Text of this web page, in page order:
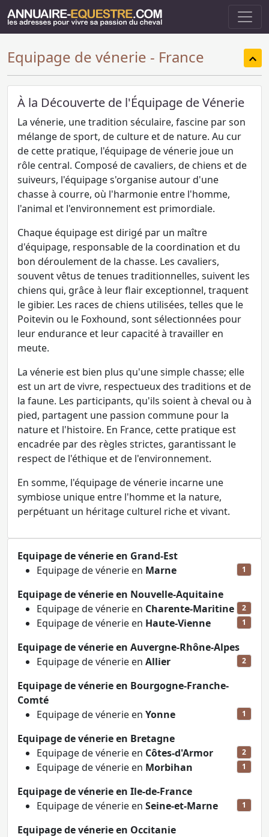
Equipage de vénerie - France
À la Découverte de l'Équipage de Vénerie
La vénerie, une tradition séculaire, fascine par son
mélange de sport, de culture et de nature. Au cur
de cette pratique, l'équipage de vénerie joue un
rôle central. Composé de cavaliers, de chiens et de
suiveurs, l'équipage s'organise autour d'une
chasse à courre, où l'harmonie entre l'homme,
l'animal et l'environnement est primordiale.
Chaque équipage est dirigé par un maître
d'équipage, responsable de la coordination et du
bon déroulement de la chasse. Les cavaliers,
souvent vêtus de tenues traditionnelles, suivent les
chiens qui, grâce à leur flair exceptionnel, traquent
le gibier. Les races de chiens utilisées, telles que le
Poitevin ou le Foxhound, sont sélectionnées pour
leur endurance et leur capacité à travailler en
meute.
La vénerie est bien plus qu'une simple chasse; elle
est un art de vivre, respectueux des traditions et de
la faune. Les participants, qu'ils soient à cheval ou à
pied, partagent une passion commune pour la
nature et l'histoire. En France, cette pratique est
encadrée par des règles strictes, garantissant le
respect de l'éthique et de l'environnement.
En somme, l'équipage de vénerie incarne une
symbiose unique entre l'homme et la nature,
perpétuant un héritage culturel riche et vivant.
Equipage de vénerie en Grand-Est
Equipage de vénerie en Marne 1
Equipage de vénerie en Nouvelle-Aquitaine
Equipage de vénerie en Charente-Maritine 2
Equipage de vénerie en Haute-Vienne 1
Equipage de vénerie en Auvergne-Rhône-Alpes
Equipage de vénerie en Allier 2
Equipage de vénerie en Bourgogne-Franche-
Comté
Equipage de vénerie en Yonne 1
Equipage de vénerie en Bretagne
Equipage de vénerie en Côtes-d'Armor 2
Equipage de vénerie en Morbihan 1
Equipage de vénerie en Ile-de-France
Equipage de vénerie en Seine-et-Marne 1
Equipage de vénerie en Occitanie